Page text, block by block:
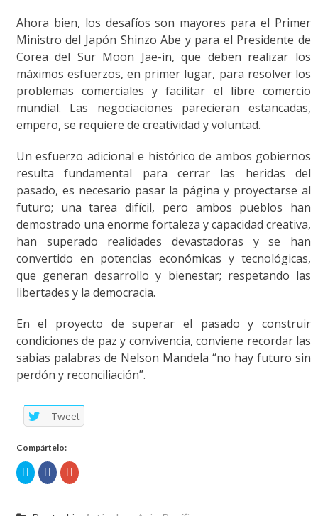
Ahora bien, los desafíos son mayores para el Primer
Ministro del Japón Shinzo Abe y para el Presidente de
Corea del Sur Moon Jae-in, que deben realizar los
máximos esfuerzos, en primer lugar, para resolver los
problemas comerciales y facilitar el libre comercio
mundial. Las negociaciones parecieran estancadas,
empero, se requiere de creatividad y voluntad.
Un esfuerzo adicional e histórico de ambos gobiernos
resulta fundamental para cerrar las heridas del
pasado, es necesario pasar la página y proyectarse al
futuro; una tarea difícil, pero ambos pueblos han
demostrado una enorme fortaleza y capacidad creativa,
han superado realidades devastadoras y se han
convertido en potencias económicas y tecnológicas,
que generan desarrollo y bienestar; respetando las
libertades y la democracia.
En el proyecto de superar el pasado y construir
condiciones de paz y convivencia, conviene recordar las
sabias palabras de Nelson Mandela “no hay futuro sin
perdón y reconciliación”.
Tweet
Compártelo:
Click
to
share
(Opens
Click
to
share
(Opens
Click
to
(Opens